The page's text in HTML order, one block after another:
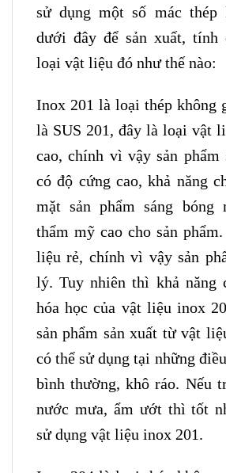
sử dụng một số mác thép
dưới đây để sản xuất, tính
loại vật liệu đó như thế nào:
Inox 201 là loại thép không
là SUS 201, đây là loại vật
cao, chính vì vậy sản phẩm
có độ cứng cao, khả năng
mặt sản phẩm sáng bóng
thẩm mỹ cao cho sản
liệu rẻ, chính vì vậy sản
lý. Tuy nhiên thì khả năng
hóa học của vật liệu inox
sản phẩm sản xuất từ vật
có thể sử dụng tại những
bình thường, khô ráo. Nếu
nước mưa, ẩm ướt thì tốt
sử dụng vật liệu inox 201.